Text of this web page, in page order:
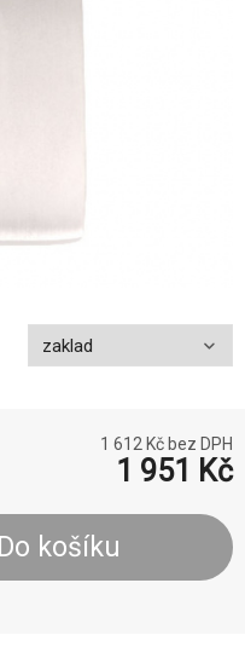
1 612 Kč bez DPH
1 951 Kč
Do košíku